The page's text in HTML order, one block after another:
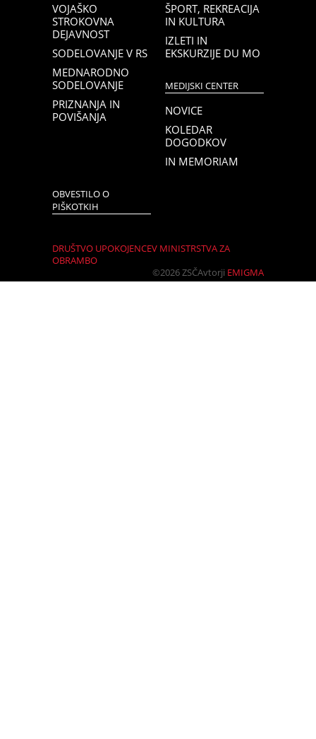
VOJAŠKO
STROKOVNA
DEJAVNOST
SODELOVANJE V RS
MEDNARODNO
SODELOVANJE
PRIZNANJA IN
POVIŠANJA
ŠPORT, REKREACIJA
IN KULTURA
IZLETI IN
EKSKURZIJE DU MO
MEDIJSKI CENTER
NOVICE
KOLEDAR
DOGODKOV
IN MEMORIAM
OBVESTILO O
PIŠKOTKIH
DRUŠTVO UPOKOJENCEV MINISTRSTVA ZA
OBRAMBO
©2026 ZSČAvtorji EMIGMA